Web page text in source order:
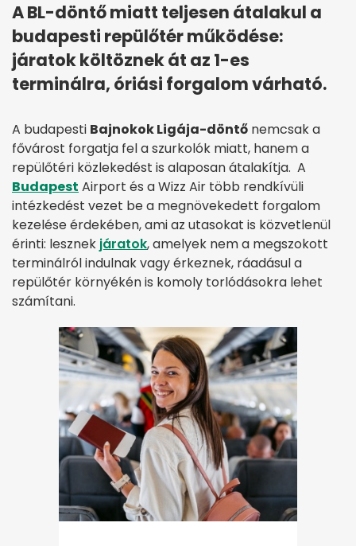
A BL-döntő miatt teljesen átalakul a
budapesti repülőtér működése:
járatok költöznek át az 1-es
terminálra, óriási forgalom várható.
A budapesti Bajnokok Ligája-döntő nemcsak a
fővárost forgatja fel a szurkolók miatt, hanem a
repülőtéri közlekedést is alaposan átalakítja. A
Budapest Airport és a Wizz Air több rendkívüli
intézkedést vezet be a megnövekedett forgalom
kezelése érdekében, ami az utasokat is közvetlenül
érinti: lesznek járatok, amelyek nem a megszokott
terminálról indulnak vagy érkeznek, ráadásul a
repülőtér környékén is komoly torlódásokra lehet
számítani.